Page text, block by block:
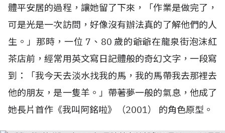
體平安居的過程，讓她留了下來，「作業是做完了，
可是光是一次訪問，好像沒有辦法真的了解他們的人
生。」那時，一位 7 、 80 歲的爺爺在龍泉街泡沫紅
茶店前，經常用英文寫日記體般的奇幻文字，一段寫
到：「我今天去淡水找我的馬，我的馬帶我去那裡去
他的朋友，是一隻羊。」帶著夢一般的氣息，他成了
她長片首作《我叫阿銘啦》（2001） 的角色原型。